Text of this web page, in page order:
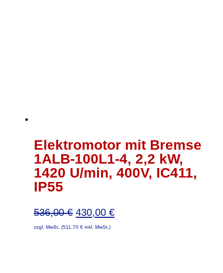
Elektromotor mit Bremse
1ALB-100L1-4, 2,2 kW,
1420 U/min, 400V, IC411,
IP55
536,00€ Ursprünglicher
Preis
430,00 €Aktueller
zzgl. MwSt. (511,70 € inkl. MwSt.)